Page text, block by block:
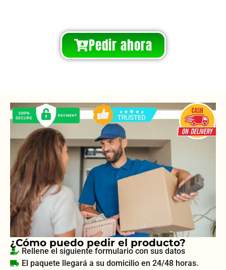
Pedir ahora
¿Cómo puedo pedir el producto?
Rellene el siguiente formulario con sus datos
El paquete llegará a su domicilio en 24/48 horas.